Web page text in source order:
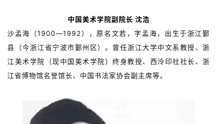
中国美术学院副院长 沈浩
沙孟海（1900—1992），原名文若，字孟海，出生于浙江鄞
县（今浙江省宁波市鄞州区）。曾任浙江大学中文系教授、浙
江美术学院（现中国美术学院）终身教授、西泠印社社长、浙
江省博物馆名誉馆长、中国书法家协会副主席等。